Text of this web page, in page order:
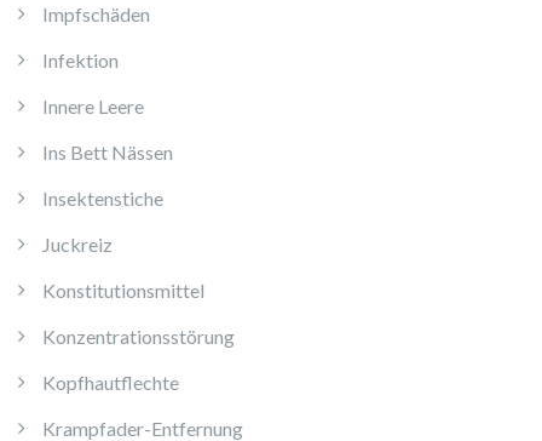
Impfschäden
Infektion
Innere Leere
Ins Bett Nässen
Insektenstiche
Juckreiz
Konstitutionsmittel
Konzentrationsstörung
Kopfhautflechte
Krampfader-Entfernung